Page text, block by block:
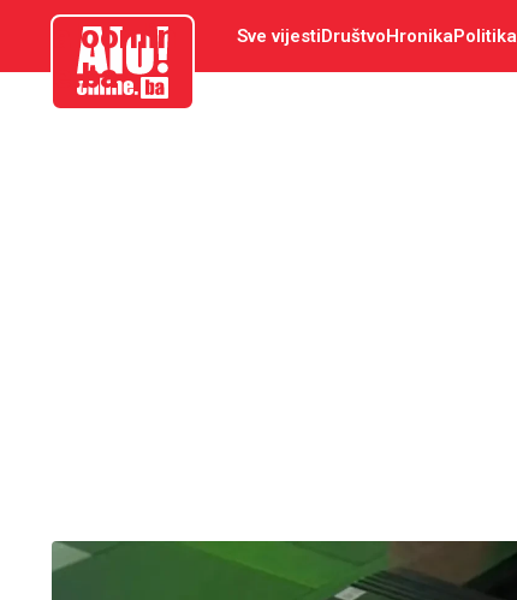
aloonlin
e.ba
Sve vijestiDruštvoHronikaPolitika